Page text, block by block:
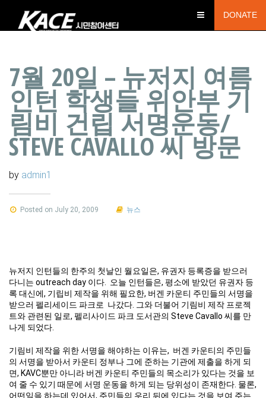
DONATE
7월 20일 – 뉴저지 여름
인턴 학생들 위안부 기
림비 건립 서명운동/
STEVE CAVALLO 씨 방문
by admin1
Posted on July 20, 2009 뉴스
뉴저지 인턴들의 한주의 첫날인 월요일은, 유권자 등록증을 받으러
다니는 outreach day 이다. 오늘 인턴들은, 평소에 받았던 유권자 등
록 대신에, 기립비 제작을 위해 필요한, 버겐 카운티 주민들의 서명을
받으러 펠리세이드 파크로 나갔다. 그와 더불어 기림비 제작 프로젝
트와 관련된 일로, 펠리사이드 파크 도서관의 Steve Cavallo 씨를 만
나게 되었다.
기림비 제작을 위한 서명을 해야하는 이유는, 버겐 카운티의 주민들
의 서명을 받아서 카운티 정부나 그에 준하는 기관에 제출을 하게 되
면, KAVC뿐만 아니라 버겐 카운티 주민들의 목소리가 있다는 것을 보
여 줄 수 있기 때문에 서명 운동을 하게 되는 당위성이 존재한다. 물론,
어떤일을 하는데 있어서, 주민들의 우리 뒤에 있다는 것을 보여 주는